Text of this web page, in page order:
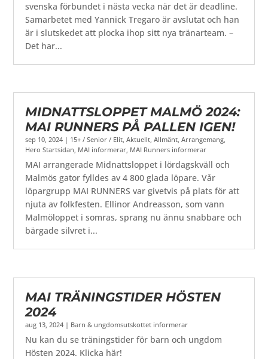
svenska förbundet i nästa vecka när det är deadline.
Samarbetet med Yannick Tregaro är avslutat och han
är i slutskedet att plocka ihop sitt nya tränarteam. –
Det har...
MIDNATTSLOPPET MALMÖ 2024:
MAI RUNNERS PÅ PALLEN IGEN!
sep 10, 2024 | 15+ / Senior / Elit,Aktuellt,Allmänt,Arrangemang,
Hero Startsidan, MAI informerar, MAI Runners informerar
MAI arrangerade Midnattsloppet i lördagskväll och
Malmös gator fylldes av 4 800 glada löpare. Vår
löpargrupp MAI RUNNERS var givetvis på plats för att
njuta av folkfesten. Ellinor Andreasson, som vann
Malmöloppet i somras, sprang nu ännu snabbare och
bärgade silvret i...
MAI TRÄNINGSTIDER HÖSTEN
2024
aug 13, 2024 | Barn & ungdomsutskottet informerar
Nu kan du se träningstider för barn och ungdom
Hösten 2024. Klicka här!